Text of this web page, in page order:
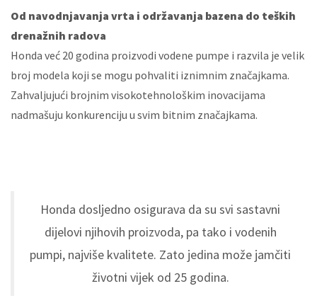
Od navodnjavanja vrta i održavanja bazena do teških
drenažnih radova
Honda već 20 godina proizvodi vodene pumpe i razvila je velik
broj modela koji se mogu pohvaliti iznimnim značajkama.
Zahvaljujući brojnim visokotehnološkim inovacijama
nadmašuju konkurenciju u svim bitnim značajkama.
Honda dosljedno osigurava da su svi sastavni
dijelovi njihovih proizvoda, pa tako i vodenih
pumpi, najviše kvalitete. Zato jedina može jamčiti
životni vijek od 25 godina.